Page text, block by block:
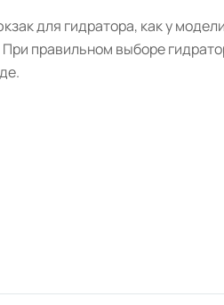
для гидратора, как у модели
правильном выборе